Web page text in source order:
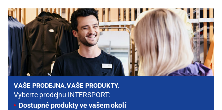
VAŠE PRODEJNA.VAŠE PRODUKTY.
Vyberte prodejnu INTERSPORT:
Dostupné produkty ve vašem okolí